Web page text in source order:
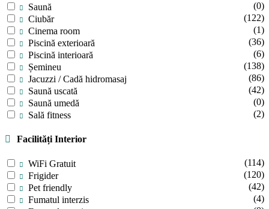
Saună
(0)
Ciubăr
(122)
Cinema room
(1)
Piscină exterioară
(36)
Piscină interioară
(6)
Șemineu
(138)
Jacuzzi / Cadă hidromasaj
(86)
Saună uscată
(42)
Saună umedă
(0)
Sală fitness
(2)
Facilități Interior
WiFi Gratuit
(114)
Frigider
(120)
Pet friendly
(42)
Fumatul interzis
(4)